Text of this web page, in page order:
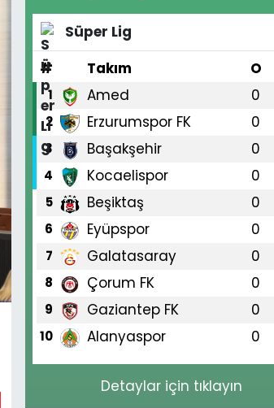
Süper Lig
#
Takım O
1 Amed 0
2 Erzurumspor FK 0
3 Başakşehir 0
4 Kocaelispor 0
5 Beşiktaş 0
6 Eyüpspor 0
7 Galatasaray 0
8 Çorum FK 0
9 Gaziantep FK 0
10 Alanyaspor 0
Detaylar için tıklayın